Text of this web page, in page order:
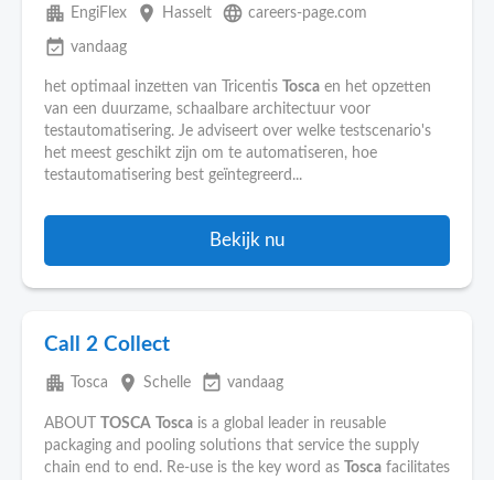
apartment EngiFlex place Hasselt language careers-page.com
event_available vandaag
het optimaal inzetten van Tricentis Tosca en het opzetten
van een duurzame, schaalbare architectuur voor
testautomatisering. Je adviseert over welke testscenario's
het meest geschikt zijn om te automatiseren, hoe
testautomatisering best geïntegreerd...
Bekijk nu
Call 2 Collect
apartment Tosca place Schelle event_available vandaag
ABOUT TOSCA Tosca is a global leader in reusable
packaging and pooling solutions that service the supply
chain end to end. Re-use is the key word as
Tosca facilitates